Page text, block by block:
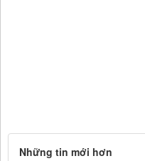
Những tin mới hơn